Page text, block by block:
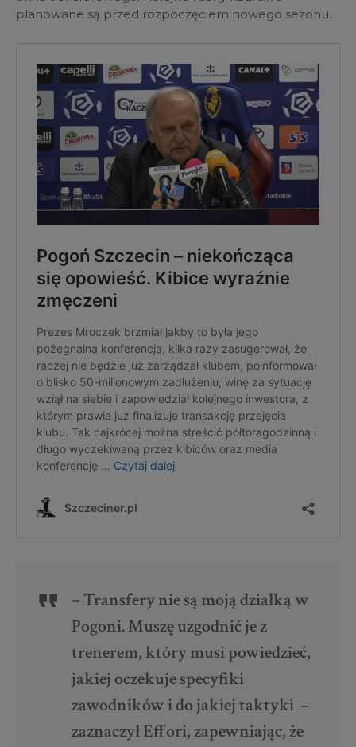
planowane są przed rozpoczęciem nowego sezonu.
– Transfery nie są moją działką w
Pogoni. Muszę uzgodnić je z
trenerem, który musi powiedzieć,
jakiej oczekuje specyfiki
zawodników i do jakiej taktyki –
zaznaczył Effori, zapewniając, że